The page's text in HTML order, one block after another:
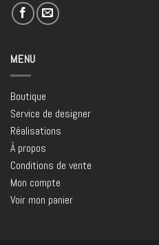
MENU
Boutique
Service de designer
Réalisations
À propos
Conditions de vente
Mon compte
Voir mon panier